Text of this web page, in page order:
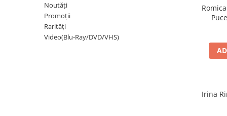
Noutăți
Promoții
Rarități
Video(Blu-Ray/DVD/VHS)
Irina